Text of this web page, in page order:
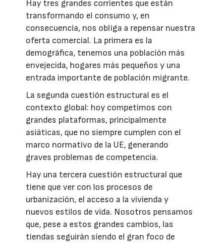
Hay tres grandes corrientes que están
transformando el consumo y, en
consecuencia, nos obliga a repensar nuestra
oferta comercial. La primera es la
demográfica, tenemos una población más
envejecida, hogares más pequeños y una
entrada importante de población migrante.
La segunda cuestión estructural es el
contexto global: hoy competimos con
grandes plataformas, principalmente
asiáticas, que no siempre cumplen con el
marco normativo de la UE, generando
graves problemas de competencia.
Hay una tercera cuestión estructural que
tiene que ver con los procesos de
urbanización, el acceso a la vivienda y
nuevos estilos de vida. Nosotros pensamos
que, pese a estos grandes cambios, las
tiendas seguirán siendo el gran foco de